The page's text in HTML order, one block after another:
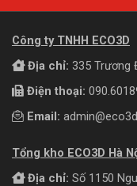
Công ty TNHH ECO3D
Địa chỉ: 335 Trương
Điện thoại:
Email:
Tổng kho ECO3D Hà
Địa chỉ: Số 1150